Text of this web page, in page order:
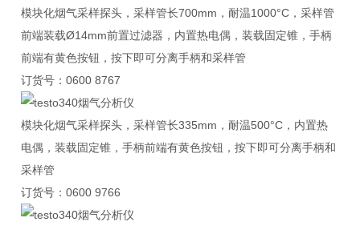
模块化烟气采样探头，采样管长700mm，耐温1000°C，采样管
前端装载Ø14mm前置过滤器，内置热电偶，装载固定锥，手柄
前端有黄色按钮，按下即可分离手柄和采样管
订货号：0600 8767
模块化烟气采样探头，采样管长335mm，耐温500°C，内置热
电偶，装载固定锥，手柄前端有黄色按钮，按下即可分离手柄和
采样管
订货号：0600 9766